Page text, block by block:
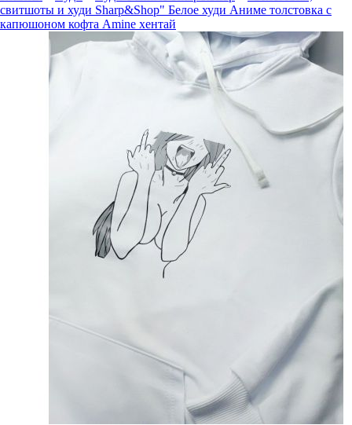
свитшоты и худи Sharp&Shop" Белое худи Аниме толстовка с
капюшоном кофта Amine хентай